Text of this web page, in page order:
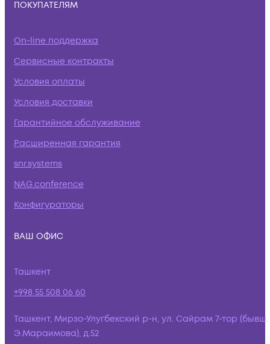
ПОКУПАТЕЛЯМ
On-line поддержка
Сервисные контракты
Условия оплаты
Условия доставки
Гарантийное обслуживание
Расширенная гарантия
snr.systems
NAG.conference
Конфигураторы
ВАШ ОФИС
Ташкент
+998 55 508 06 60
Ташкент, Мирзо-Улугбекский р-н, ул. Сайрам 7-тор (бывш.
Э.Мараимова), д.52